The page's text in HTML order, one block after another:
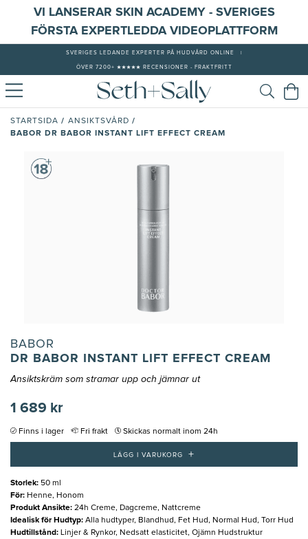
VI LANSERAR SKIN ACADEMY - SVERIGES
FÖRSTA EXPERTLEDDA VIDEOPLATTFORM
SVERIGES LEDANDE EXPERTER PÅ HUDVÅRD ONLINE
ÖVER 7200+ ★★★★★ RECENSIONER - FRAKTFRITT
STARTSIDA / ANSIKTSVÅRD /
BABOR DR BABOR INSTANT LIFT EFFECT CREAM
BABOR
DR BABOR INSTANT LIFT EFFECT CREAM
Ansiktskräm som stramar upp och jämnar ut
1 689 kr
Finns i lager Fri frakt Skickas normalt inom 24h
LÄGG I VARUKORG +
Storlek: 50 ml
För: Henne, Honom
Produkt Ansikte: 24h Creme, Dagcreme, Nattcreme
Idealisk för Hudtyp: Alla hudtyper, Blandhud, Fet Hud, Normal Hud, Torr Hud
Hudtillstånd: Linjer & Rynkor, Nedsatt elasticitet, Ojämn Hudstruktur